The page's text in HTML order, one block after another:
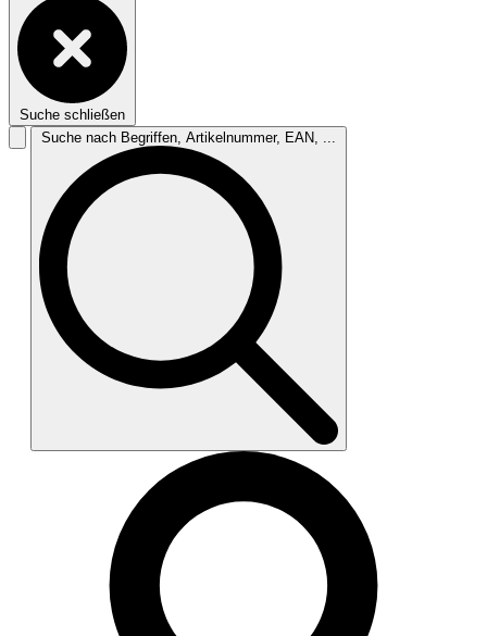
Suche schließen
Suche nach Begriffen, Artikelnummer, EAN, ...